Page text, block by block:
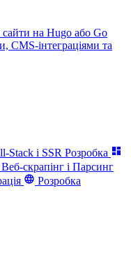
сайти на Hugo або Go
CMS-інтеграціями та
Stack і SSR Розробка
Веб-скрапінг і Парсинг
Розробка